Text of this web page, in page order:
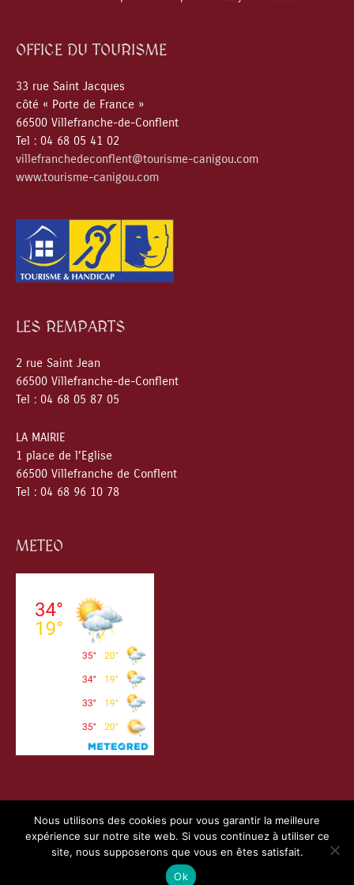
OFFICE DU TOURISME
33 rue Saint Jacques
côté « Porte de France »
66500 Villefranche-de-Conflent
Tel : 04 68 05 41 02
villefranchedeconflent@tourisme-canigou.com
www.tourisme-canigou.com
LES REMPARTS
2 rue Saint Jean
66500 Villefranche-de-Conflent
Tel : 04 68 05 87 05
LA MAIRIE
1 place de l’Eglise
66500 Villefranche de Conflent
Tel : 04 68 96 10 78
METEO
Copyright © 2026 Villefranche de Conflent
| Création
Mentions Légales
Nous utilisons des cookies pour vous garantir la meilleure
expérience sur notre site web. Si vous continuez à utiliser ce
site, nous supposerons que vous en êtes satisfait.
Ok